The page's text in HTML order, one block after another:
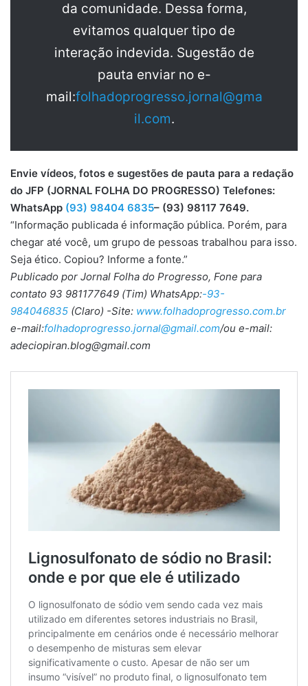
da comunidade. Dessa forma,
evitamos qualquer tipo de
interação indevida. Sugestão de
pauta enviar no e-
mail:folhadoprogresso.jornal@gma
il.com.
Envie vídeos, fotos e sugestões de pauta para a redação
do JFP (JORNAL FOLHA DO PROGRESSO) Telefones:
WhatsApp (93) 98404 6835– (93) 98117 7649.
“Informação publicada é informação pública. Porém, para
chegar até você, um grupo de pessoas trabalhou para isso.
Seja ético. Copiou? Informe a fonte.”
Publicado por Jornal Folha do Progresso, Fone para
contato 93 981177649 (Tim) WhatsApp:-93-
984046835 (Claro) -Site: www.folhadoprogresso.com.br
e-mail:folhadoprogresso.jornal@gmail.com/ou e-mail:
adeciopiran.blog@gmail.com